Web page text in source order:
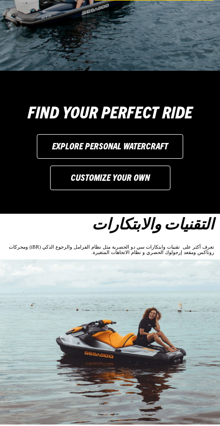
FIND YOUR PERFECT RIDE
EXPLORE PERSONAL WATERCRAFT
CUSTOMIZE YOUR OWN
التقنيات والابتكارات
تعرف أكثر على تقنيات وابتكارات سي دو الحصرية مثل نظام الفرامل والرجوع الذكي (iBR) ومحركات
روتاكس ومقعد إرجولوك الحصري و نظام الاتجاهات المتغيرة.